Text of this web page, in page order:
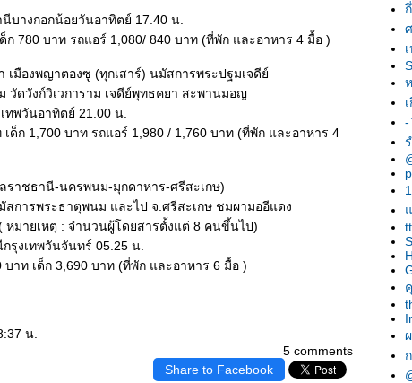
บางกอกน้อยวันอาทิตย์ 17.40 น.
780 บาท รถแอร์ 1,080/ 840 บาท (ที่พัก และอาหาร 4 มื้อ )
เมืองพญาตองซู (ทุกเสาร์) นมัสการพระปฐมเจดีย์
ดวังก์วิเวการาม เจดีย์พุทธคยา สะพานมอญ
ทพวันอาทิตย์ 21.00 น.
ด็ก 1,700 บาท รถแอร์ 1,980 / 1,760 บาท (ที่พัก และอาหาร 4
ราชธานี-นครพนม-มุกดาหาร-ศรีสะเกษ)
การพระธาตุพนม และไป จ.ศรีสะเกษ ชมผามออีแดง
มายเหตุ : จำนวนผู้โดยสารตั้งแต่ 8 คนขึ้นไป)
รุงเทพวันจันทร์ 05.25 น.
าท เด็ก 3,690 บาท (ที่พัก และอาหาร 6 มื้อ )
น.
5 comments
Share to Facebook
-